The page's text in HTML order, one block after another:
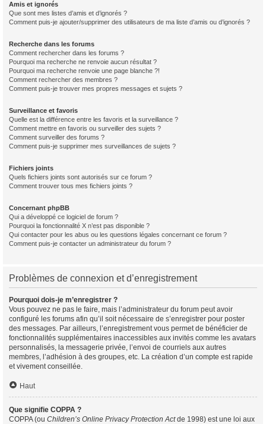
Amis et ignorés
Que sont mes listes d’amis et d’ignorés ?
Comment puis-je ajouter/supprimer des utilisateurs de ma liste d’amis ou d’ignorés ?
Recherche dans les forums
Comment rechercher dans les forums ?
Pourquoi ma recherche ne renvoie aucun résultat ?
Pourquoi ma recherche renvoie une page blanche ?!
Comment rechercher des membres ?
Comment puis-je trouver mes propres messages et sujets ?
Surveillance et favoris
Quelle est la différence entre les favoris et la surveillance ?
Comment mettre en favoris ou surveiller des sujets ?
Comment surveiller des forums ?
Comment puis-je supprimer mes surveillances de sujets ?
Fichiers joints
Quels fichiers joints sont autorisés sur ce forum ?
Comment trouver tous mes fichiers joints ?
Concernant phpBB
Qui a développé ce logiciel de forum ?
Pourquoi la fonctionnalité X n’est pas disponible ?
Qui contacter pour les abus ou les questions légales concernant ce forum ?
Comment puis-je contacter un administrateur du forum ?
Problèmes de connexion et d’enregistrement
Pourquoi dois-je m’enregistrer ?
Vous pouvez ne pas le faire, mais l’administrateur du forum peut avoir
configuré les forums afin qu’il soit nécessaire de s’enregistrer pour poster
des messages. Par ailleurs, l’enregistrement vous permet de bénéficier de
fonctionnalités supplémentaires inaccessibles aux invités comme les avatars
personnalisés, la messagerie privée, l’envoi de courriels aux autres
membres, l’adhésion à des groupes, etc. La création d’un compte est rapide
et vivement conseillée.
Haut
Que signifie COPPA ?
COPPA (ou Children’s Online Privacy Protection Actde 1998) est une loi aux